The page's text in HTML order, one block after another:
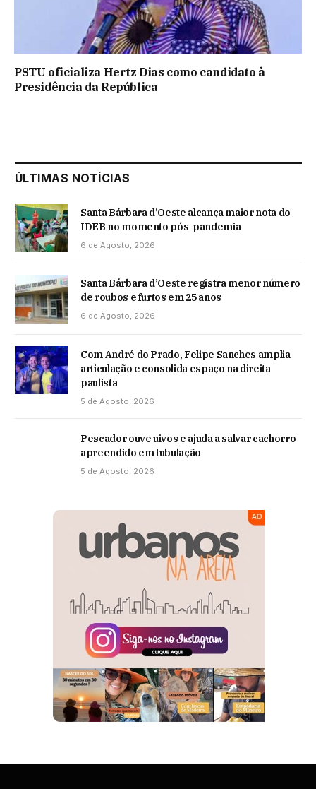
PSTU oficializa Hertz Dias como candidato à
Presidência da República
ÚLTIMAS NOTÍCIAS
Santa Bárbara d’Oeste alcança maior nota do
IDEB no momento pós-pandemia
6 de Agosto, 2026
Santa Bárbara d’Oeste registra menor número
de roubos e furtos em 25 anos
6 de Agosto, 2026
Com André do Prado, Felipe Sanches amplia
articulação e consolida espaço na direita
paulista
5 de Agosto, 2026
Pescador ouve uivos e ajuda a salvar cachorro
apreendido em tubulação
5 de Agosto, 2026